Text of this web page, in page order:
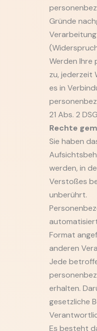
Gründe
Werden Ihre
zu, jederzeit
es in
21 Abs. 2
Rechte
Sie haben
werden, in
Verstoßes
unberührt.
Format
anderen
Jede
erhalten.
gesetzliche
Es besteht